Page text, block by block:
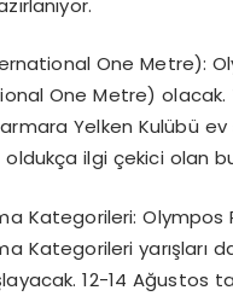
One Metre):
One Metre) olacak.
Yelken Kulübü
oldukça ilgi çekici olan
Kategorileri:
Kategorileri yarışları
12-14 Ağustos